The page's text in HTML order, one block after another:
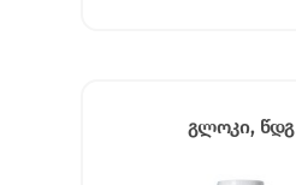
გლოკი, წდგ